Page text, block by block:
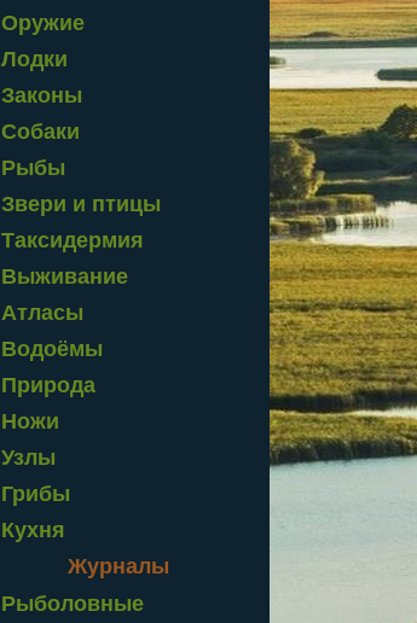
Оружие
Лодки
Законы
Собаки
Рыбы
Звери и птицы
Таксидермия
Выживание
Атласы
Водоёмы
Природа
Ножи
Узлы
Грибы
Кухня
Журналы
Рыболовные